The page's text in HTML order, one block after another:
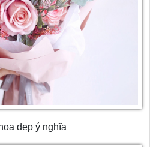
đẹp ý nghĩa